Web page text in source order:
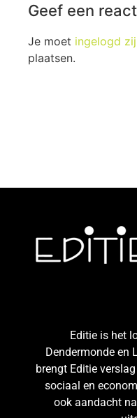
Geef een
Je moet ingelogd
plaatsen.
Editie is het
Dendermonde en
brengt Editie
sociaal en
ook aandacht